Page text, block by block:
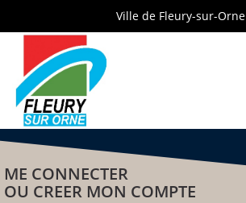
Ville de Fleury-sur-Orne
ME CONNECTER
OU CREER MON COMPTE